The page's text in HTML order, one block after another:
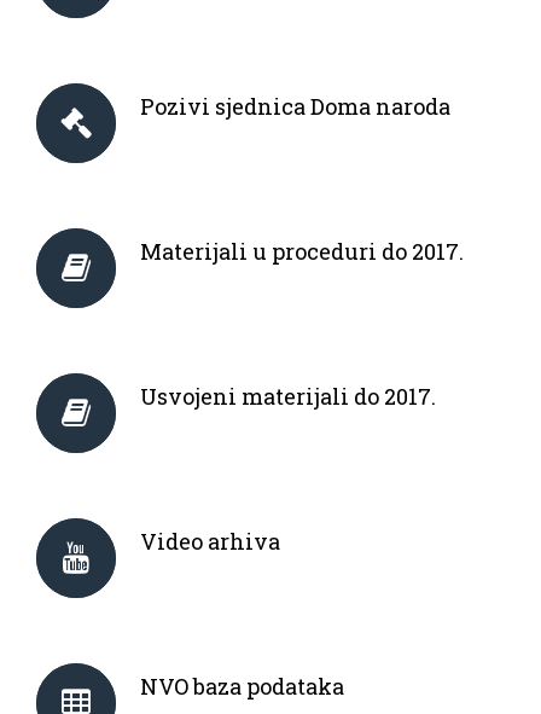
Pozivi sjednica Doma naroda
Materijali u proceduri do 2017.
Usvojeni materijali do 2017.
Video arhiva
NVO baza podataka